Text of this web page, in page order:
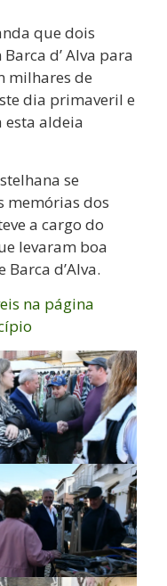
que dois
d’ Alva para
milhares de
dia primaveril e
aldeia
se
memórias dos
a cargo do
levaram boa
d’Alva.
na página